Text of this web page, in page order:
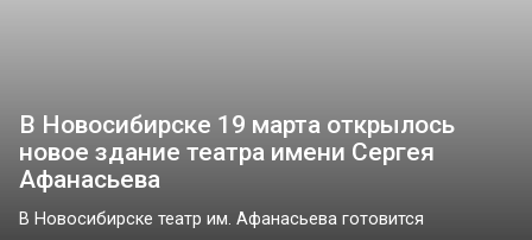
В Новосибирске 19 марта открылось
новое здание театра имени Сергея
Афанасьева
В Новосибирске театр им. Афанасьева готовится